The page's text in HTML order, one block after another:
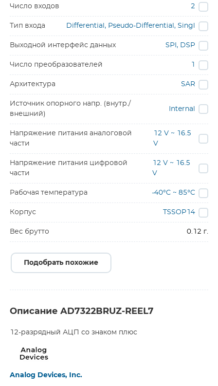
Число входов 2
Тип входа Differential, Pseudo-Differential, Singl
Выходной интерфейс данных SPI, DSP
Число преобразователей
Архитектура SAR
Источник опорного напр. (внутр./
внешний)
Internal
Напряжение питания аналоговой
части
12 V ~ 16.5
V
Напряжение питания цифровой
части
12 V ~ 16.5
V
Рабочая температура -40°C ~ 85°C
Корпус TSSOP14
Вес брутто 0.12 г.
Подобрать похожие
Описание AD7322BRUZ-REEL7
12-разрядный АЦП со знаком плюс
Analog Devices, Inc.